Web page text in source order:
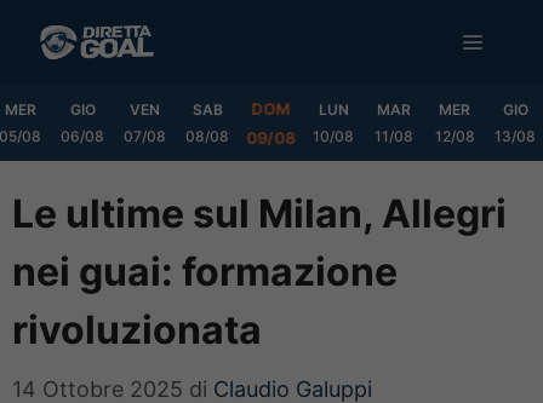
MENU
MER
05/08
GIO
06/08
VEN
07/08
SAB
08/08
DOM
09/08
LUN
10/08
MAR
11/08
MER
12/08
GIO
13/08
Le ultime sul Milan, Allegri
nei guai: formazione
rivoluzionata
14 Ottobre 2025 di Claudio Galuppi